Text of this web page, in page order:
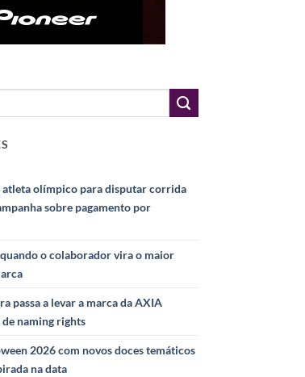
olímpico para disputar corrida
sobre pagamento por
o colaborador vira o maior
passa a levar a marca da AXIA
naming rights
2026 com novos doces temáticos
na data